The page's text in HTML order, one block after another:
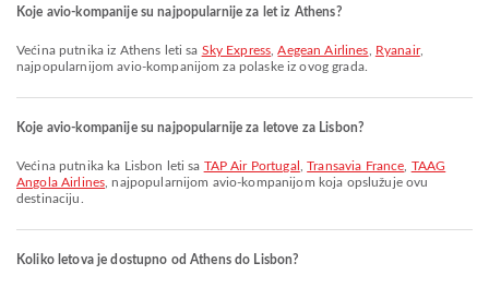
Koje avio-kompanije su najpopularnije za let iz Athens?
Većina putnika iz Athens leti sa Sky Express ,Aegean Airlines Ryanair,
najpopularnijom avio-kompanijom za polaske iz ovog grada.
Koje avio-kompanije su najpopularnije za letove za Lisbon?
Većina putnika ka Lisbon leti sa TAP Air Portugal ,Transavia France TAAG
Angola Airlines , najpopularnijom avio-kompanijom koja opslužuje ovu
destinaciju.
Koliko letova je dostupno od Athens do Lisbon?